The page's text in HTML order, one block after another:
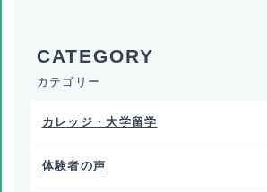
カテゴリー
カレッジ・大学留学
体験者の声